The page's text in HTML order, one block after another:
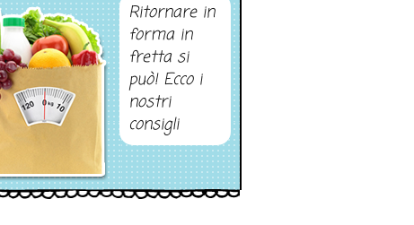
Ritornare in
forma in
fretta si
può! Ecco i
nostri
consigli